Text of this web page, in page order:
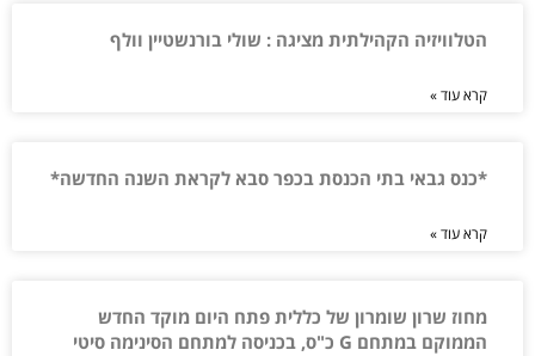
הטלוויזיה הקהילתית מציגה : שולי בורנשטיין וולף
קרא עוד »
*כנס גבאי בתי הכנסת בכפר סבא לקראת השנה החדשה*
קרא עוד »
מחוז שרון שומרון של כללית פתח היום מוקד החדש
הממוקם במתחם G כ"ס, בכניסה למתחם הסינימה סיטי